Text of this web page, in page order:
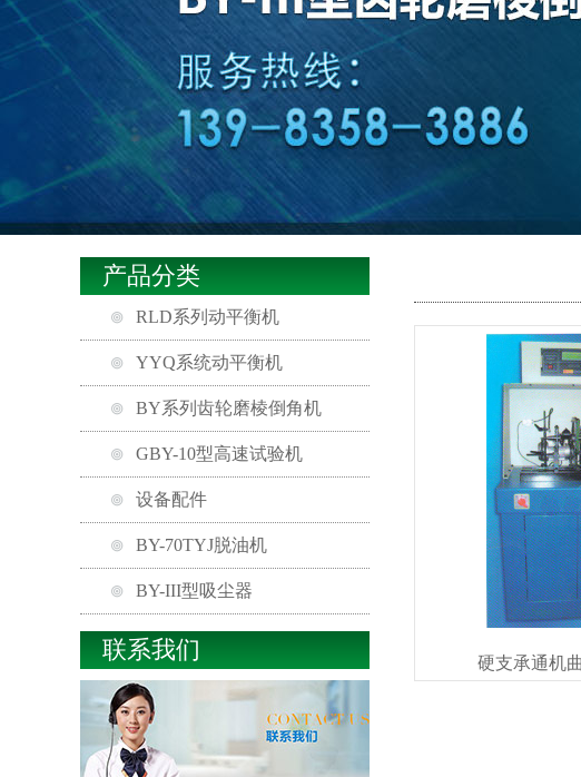
产品分类
RLD系列动平衡机
YYQ系统动平衡机
BY系列齿轮磨棱倒角机
GBY-10型高速试验机
设备配件
BY-70TYJ脱油机
BY-III型吸尘器
联系我们 硬支承通机